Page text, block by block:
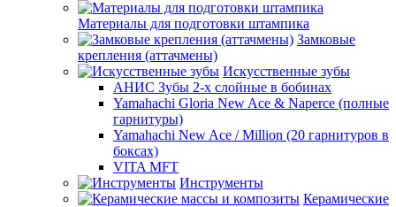
Материалы для подготовки штампика
Замковые
крепления (аттачмены)
Искусственные зубы
АНИС Зубы 2-х слойные в бобинах
Yamahachi Gloria New Ace & Naperce (полные
гарнитуры)
Yamahachi New Ace / Million (20 гарнитуров в
боксах)
VITA MFT
Инструменты
Керамические